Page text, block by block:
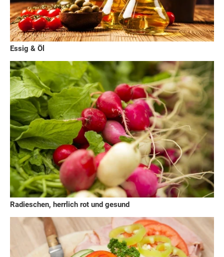
Essig & Öl
Radieschen, herrlich rot und gesund